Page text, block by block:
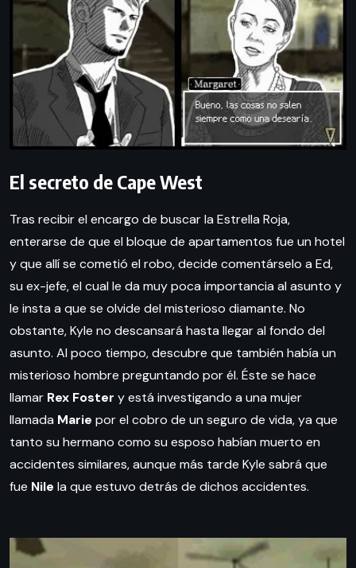
El secreto de Cape West
Tras recibir el encargo de buscar la Estrella Roja,
enterarse de que el bloque de apartamentos fue un hotel
y que allí se cometió el robo, decide comentárselo a Ed,
su ex-jefe, el cual le da muy poca importancia al asunto y
le insta a que se olvide del misterioso diamante. No
obstante, Kyle no descansará hasta llegar al fondo del
asunto. Al poco tiempo, descubre que también había un
misterioso hombre preguntando por él. Éste se hace
llamar Rex Foster y está investigando a una mujer
llamada Marie por el cobro de un seguro de vida, ya que
tanto su hermano como su esposo habían muerto en
accidentes similares, aunque más tarde Kyle sabrá que
fue Nile la que estuvo detrás de dichos accidentes.